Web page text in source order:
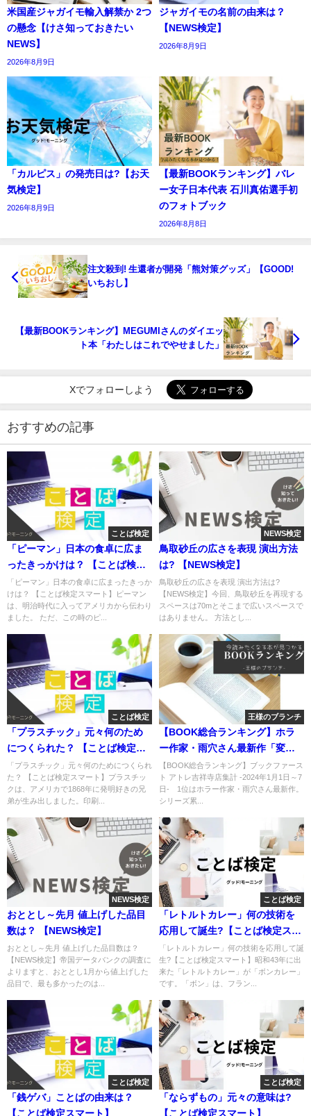
米国産ジャガイモ輸入解禁か 2つ
の懸念【けさ知っておきたい
NEWS】
2026年8月9日
ジャガイモの名前の由来は？
【NEWS検定】
2026年8月9日
「カルピス」の発売日は?【お天
気検定】
2026年8月9日
【最新BOOKランキング】バレ
ー女子日本代表 石川真佑選手初
のフォトブック
2026年8月8日
注文殺到! 生還者が開発「熊対策グッズ」【GOOD!
いちおし】
【最新BOOKランキング】MEGUMIさんのダイエッ
ト本「わたしはこれでやせました」
Xでフォローしよう
おすすめの記事
ことば検定
「ピーマン」日本の食卓に広ま
ったきっかけは？ 【ことば検定
スマート】
「ピーマン」日本の食卓に広まったきっか
けは？ 【ことば検定スマート】ピーマン
は、明治時代に入ってアメリカから伝わり
ました。 ただ、この時のピ...
NEWS検定
鳥取砂丘の広さを表現 演出方法
は? 【NEWS検定】
鳥取砂丘の広さを表現 演出方法は?
【NEWS検定】今回、鳥取砂丘を再現する
スペースは70mとそこまで広いスペースで
はありません。 方法とし...
ことば検定
「プラスチック」元々何のため
につくられた？ 【ことば検定ス
マート】
「プラスチック」元々何のためにつくられ
た？ 【ことば検定スマート】プラスチッ
クは、アメリカで1868年に発明好きの兄
弟が生み出しました。印刷...
王様のブランチ
【BOOK総合ランキング】ホラ
ー作家・雨穴さん最新作「変な
家2 11の間取り図」
【BOOK総合ランキング】ブックファース
ト アトレ吉祥寺店集計 -2024年1月1日～7
日- 1位はホラー作家・雨穴さん最新作。
シリーズ累...
NEWS検定
おととし～先月 値上げした品目
数は？ 【NEWS検定】
おととし～先月 値上げした品目数は？
【NEWS検定】帝国データバンクの調査に
よりますと、おととし1月から値上げした
品目で、最も多かったのは...
ことば検定
「レトルトカレー」何の技術を
応用して誕生?【ことば検定スマ
ート】
「レトルトカレー」何の技術を応用して誕
生?【ことば検定スマート】昭和43年に出
来た「レトルトカレー」が「ボンカレー」
です。「ボン」は、フラン...
ことば検定
「銭ゲバ」ことばの由来は？
【ことば検定スマート】
ことば検定
「ならずもの」元々の意味は?
【ことば検定スマート】